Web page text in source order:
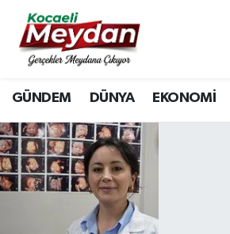
GÜNDEM DÜNYA EKONOMİ
Nöbetçi Eczaneler
Hava Durumu
Trafik Durumu
Süper Lig Puan Durumu ve
Tüm Manşetler